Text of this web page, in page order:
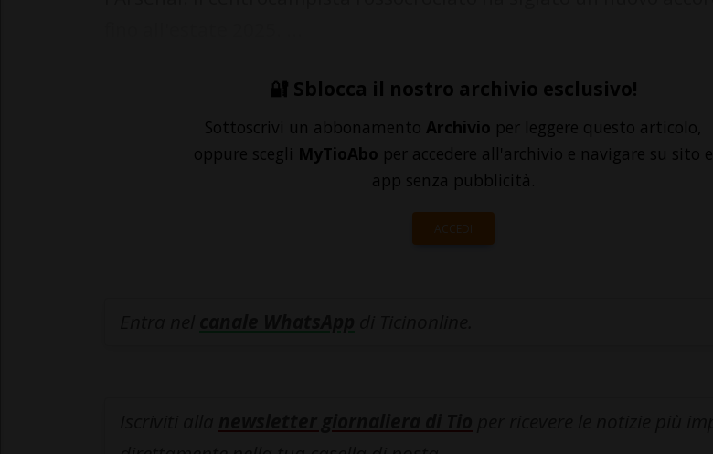
🔐 Sblocca il nostro archivio esclusivo!
Sottoscrivi un abbonamento Archivio per leggere questo articolo,
oppure scegli MyTioAbo per accedere all'archivio e navigare su sito e
app senza pubblicità.
ACCEDI